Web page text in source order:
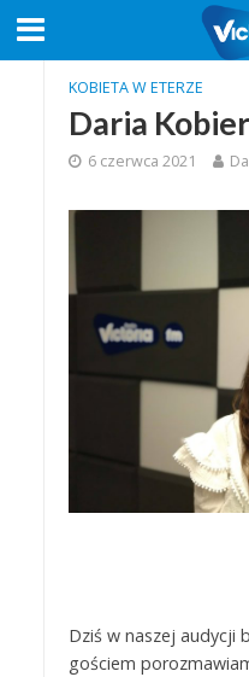
KOBIETA W ETERZE
Daria
6 czerwca 2021
Dziś w naszej audycji
gościem